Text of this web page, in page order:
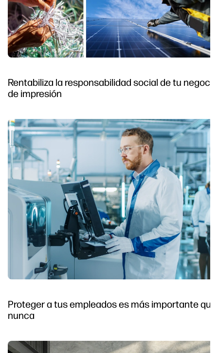
Rentabiliza la responsabilidad social de tu negocio
de impresión
Proteger a tus empleados es más importante que
nunca